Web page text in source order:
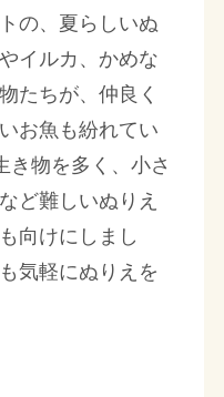
の、夏らしいぬ
イルカ、かめな
たちが、仲良く
お魚も紛れてい
き物を多く、小さ
ど難しいぬりえ
向けにしまし
気軽にぬりえを